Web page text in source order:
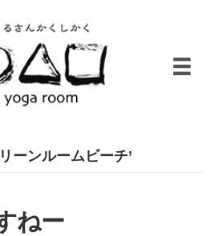
ーンルームビーチ’
ねー